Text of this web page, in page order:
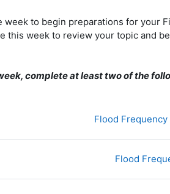
week to begin preparations for your
this week to review your topic and
complete at least two of the
Floodرابط الكتروني
Flood